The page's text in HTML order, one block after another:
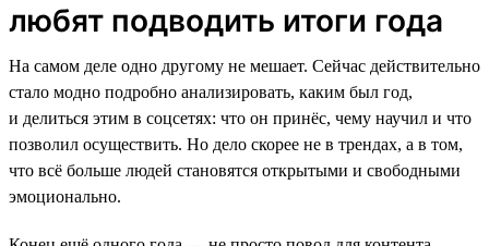
любят подводить итоги года
На самом деле одно другому не мешает. Сейчас действительно
стало модно подробно анализировать, каким был год,
и делиться этим в соцсетях: что он принёс, чему научил и что
позволил осуществить. Но дело скорее не в трендах, а в том,
что всё больше людей становятся открытыми и свободными
эмоционально.